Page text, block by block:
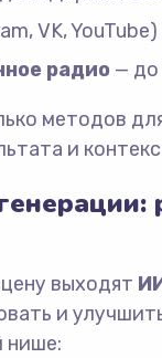
VK,
радио — до
методов
и
выходят
и
нише: